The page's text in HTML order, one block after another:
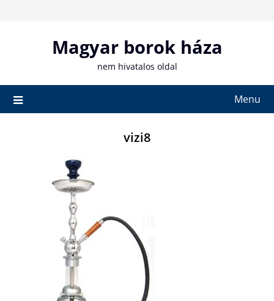
Magyar borok háza
nem hivatalos oldal
Menu
vizi8